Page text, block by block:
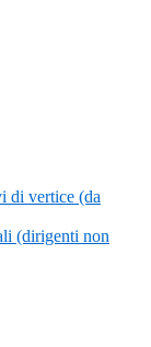
di vertice (da
(dirigenti non